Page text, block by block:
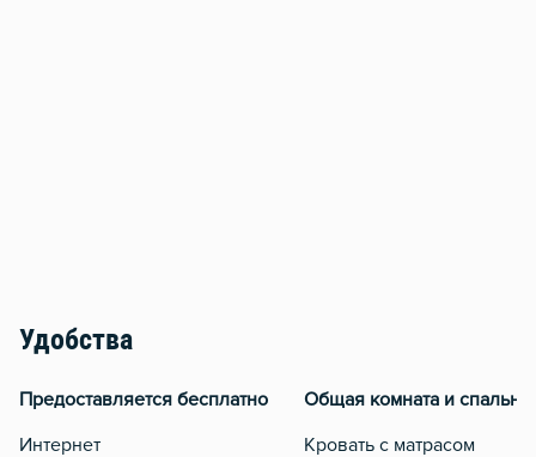
Удобства
Предоставляется бесплатно
Интернет
Общая комната и спальня
Кровать с матрасом